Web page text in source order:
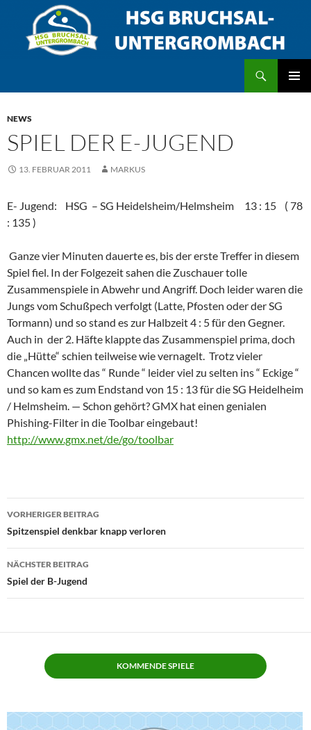
springen
NEWS
SPIEL DER E-JUGEND
13. FEBRUAR 2011 MARKUS
E- Jugend: HSG – SG Heidelsheim/Helmsheim 13 : 15 ( 78
: 135 )
Ganze vier Minuten dauerte es, bis der erste Treffer in diesem
Spiel fiel. In der Folgezeit sahen die Zuschauer tolle
Zusammenspiele in Abwehr und Angriff. Doch leider waren die
Jungs vom Schußpech verfolgt (Latte, Pfosten oder der SG
Tormann) und so stand es zur Halbzeit 4 : 5 für den Gegner.
Auch in der 2. Häfte klappte das Zusammenspiel prima, doch
die „Hütte“ schien teilweise wie vernagelt. Trotz vieler
Chancen wollte das “ Runde “ leider viel zu selten ins “ Eckige “
und so kam es zum Endstand von 15 : 13 für die SG Heidelheim
/ Helmsheim. — Schon gehört? GMX hat einen genialen
Phishing-Filter in die Toolbar eingebaut!
http://www.gmx.net/de/go/toolbar
Beitragsnavigation
VORHERIGER BEITRAG
Spitzenspiel denkbar knapp verloren
NÄCHSTER BEITRAG
Spiel der B-Jugend
KOMMENDE SPIELE